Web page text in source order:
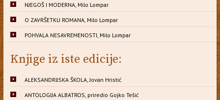
NJEGOŠ I MODERNA, Milo Lompar
O ZAVRŠETKU ROMANA, Milo Lompar
POHVALA NESAVREMENOSTI, Milo Lompar
Knjige iz iste edicije:
ALEKSANDRIJSKA ŠKOLA, Jovan Hristić
ANTOLOGIJA ALBATROS, priredio Gojko Tešić